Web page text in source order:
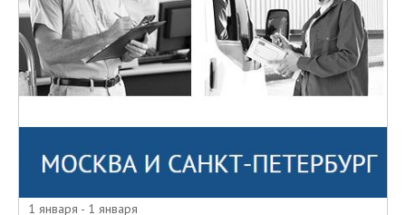
1 января - 1 января